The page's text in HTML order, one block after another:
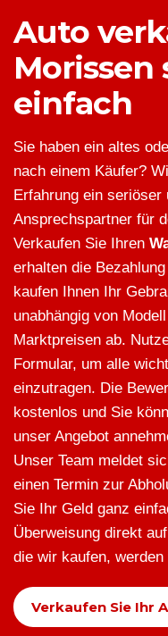
Auto
einfach
Sie haben ein altes
nach einem Käufer?
Erfahrung ein
Ansprechspartner für
Verkaufen Sie Ihren
erhalten die
kaufen Ihnen Ihr
unabhängig von
Marktpreisen ab.
Formular, um alle
einzutragen. Die
kostenlos und Sie
unser Angebot
Unser Team meldet
einen Termin zur
Sie Ihr Geld ganz
Überweisung direkt
die wir kaufen,
Verkaufen Sie Ihr